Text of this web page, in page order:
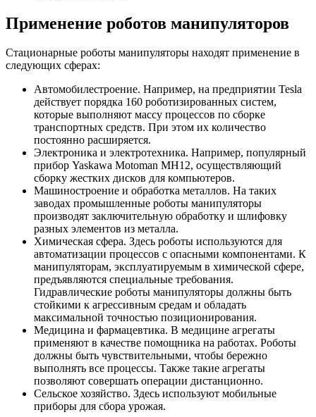
Применение роботов манипуляторов
Стационарные роботы манипуляторы находят применение в
следующих сферах:
Автомобилестроение. Например, на предприятии Tesla
действует порядка 160 роботизированных систем,
которые выполняют массу процессов по сборке
транспортных средств. При этом их количество
постоянно расширяется.
Электроника и электротехника. Например, популярный
прибор Yaskawa Motoman MH12, осуществляющий
сборку жестких дисков для компьютеров.
Машиностроение и обработка металлов. На таких
заводах промышленные роботы манипуляторы
производят заключительную обработку и шлифовку
разных элементов из металла.
Химическая сфера. Здесь роботы используются для
автоматизации процессов с опасными компонентами. К
манипуляторам, эксплуатируемым в химической сфере,
предъявляются специальные требования.
Гидравлические роботы манипуляторы должны быть
стойкими к агрессивным средам и обладать
максимальной точностью позиционирования.
Медицина и фармацевтика. В медицине агрегаты
применяют в качестве помощника на работах. Роботы
должны быть чувствительными, чтобы бережно
выполнять все процессы. Также такие агрегаты
позволяют совершать операции дистанционно.
Сельское хозяйство. Здесь используют мобильные
приборы для сбора урожая.